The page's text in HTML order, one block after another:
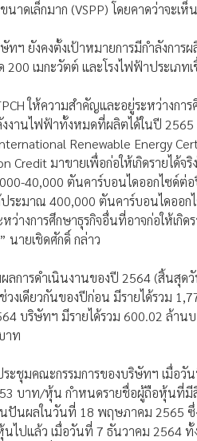
นาดเล็กมาก (VSPP) โดยคาดว่าจะเ
ทฯ ยังคงตั้งเป้าหมายการมีกำลังการ
เมกะวัตต์ และโรงไฟฟ้าประเภท
ให้ความสำคัญและอยู่ระหว่างกา
งานไฟฟ้าทั้งหมดที่ผลิตได้ในปี
Renewable Energy
Credit มาขายเพื่อก่อให้เกิดรายได้จ
40,000 ตันคาร์บอนไดออกไซด์ต่
ประมาณ 400,000 ตันคาร์บอนไดออ
หว่างการศึกษาธุรกิจอื่นที่อาจก่อให้เกิ
นายเชิดศักดิ์ กล่าว
ลการดำเนินงานของปี 2564 (สิ้นสุ
วงเดียวกันของปีก่อน มีรายได้รวม
บริษัทฯ มีรายได้รวม 600.02 ล้าน
าท
ะชุมคณะกรรมการของบริษัทฯ เมื่อ
บาท/หุ้น กำหนดรายชื่อผู้ถือหุ้นที่มี
ปันผลในวันที่ 18 พฤษภาคม 2565 ซึ่
ไปแล้ว เมื่อวันที่ 7 ธันวาคม 2564